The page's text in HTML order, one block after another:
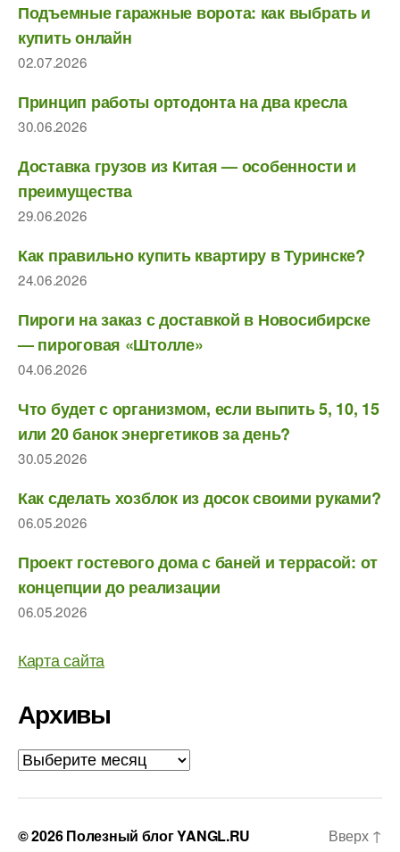
Подъемные гаражные ворота: как выбрать и
купить онлайн
02.07.2026
Принцип работы ортодонта на два кресла
30.06.2026
Доставка грузов из Китая — особенности и
преимущества
29.06.2026
Как правильно купить квартиру в Туринске?
24.06.2026
Пироги на заказ с доставкой в Новосибирске
— пироговая «Штолле»
04.06.2026
Что будет с организмом, если выпить 5, 10, 15
или 20 банок энергетиков за день?
30.05.2026
Как сделать хозблок из досок своими руками?
06.05.2026
Проект гостевого дома с баней и террасой: от
концепции до реализации
06.05.2026
Карта сайта
Архивы
Архивы
© 2026Полезный блог YANGL.RU Вверх ↑